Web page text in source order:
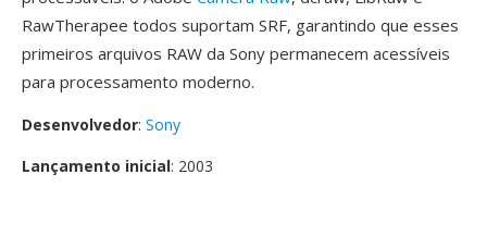
RawTherapee todos suportam SRF, garantindo que esses
primeiros arquivos RAW da Sony permanecem acessíveis
para processamento moderno.
Desenvolvedor: Sony
Lançamento inicial: 2003